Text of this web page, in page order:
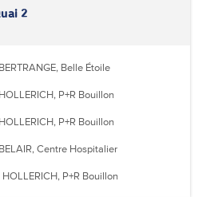
2
BERTRANGE, Belle Étoile
HOLLERICH, P+R Bouillon
HOLLERICH, P+R Bouillon
BELAIR, Centre Hospitalier
HOLLERICH, P+R Bouillon